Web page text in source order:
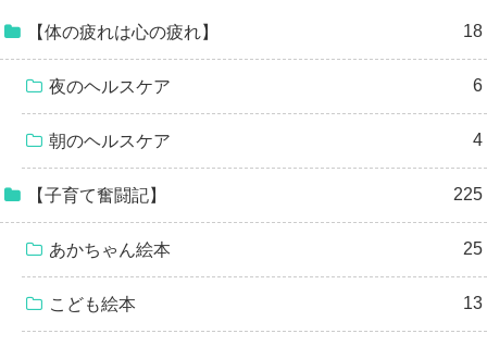
【体の疲れは心の疲れ】 18
夜のヘルスケア 6
朝のヘルスケア 4
【子育て奮闘記】 225
あかちゃん絵本 25
こども絵本 13